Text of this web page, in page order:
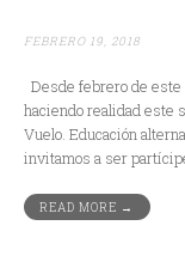
FEBRERO 19, 2018
Desde febrero de este
haciendo realidad este
Vuelo. Educación
invitamos a ser
READ MORE →